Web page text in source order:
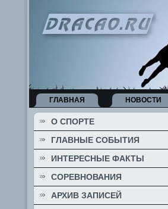
ГЛАВНАЯ НОВОСТИ
О СПОРТЕ
ГЛАВНЫЕ СОБЫТИЯ
ИНТЕРЕСНЫЕ ФАКТЫ
СОРЕВНОВАНИЯ
АРХИВ ЗАПИСЕЙ